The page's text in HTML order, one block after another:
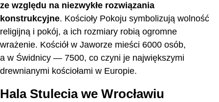
ze względu na niezwykłe rozwiązania
konstrukcyjne. Kościoły Pokoju symbolizują wolność
religijną i pokój, a ich rozmiary robią ogromne
wrażenie. Kościół w Jaworze mieści 6000 osób,
a w Świdnicy — 7500, co czyni je największymi
drewnianymi kościołami w Europie.
Hala Stulecia we Wrocławiu